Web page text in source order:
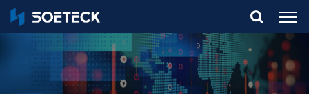
What Are You Looking For?